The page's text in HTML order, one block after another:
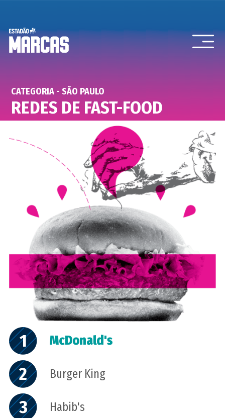
CATEGORIA - SÃO PAULO
REDES DE FAST-FOOD
1 McDonald's
2 Burger King
3 Habib's